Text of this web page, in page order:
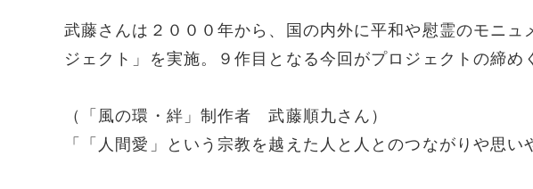
武藤さんは２０００年から、国の内外に平和や慰霊のモニュ
ジェクト」を実施。９作目となる今回がプロジェクトの締め
（「風の環・絆」制作者 武藤順九さん）
「「人間愛」という宗教を越えた人と人とのつながりや思い